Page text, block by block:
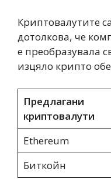
Криптовалутите
дотолкова, че
е преобразувала
изцяло крипто
Предлагани
криптовалути
Ethereum
Биткойн